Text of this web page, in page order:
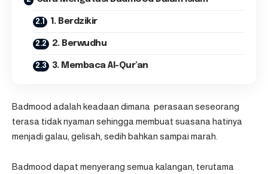
1. Berdzikir
2. Berwudhu
3. Membaca Al-Qur’an
Badmood adalah keadaan dimana perasaan seseorang
terasa tidak nyaman sehingga membuat suasana hatinya
menjadi galau, gelisah, sedih bahkan sampai marah.
Badmood dapat menyerang semua kalangan, terutama